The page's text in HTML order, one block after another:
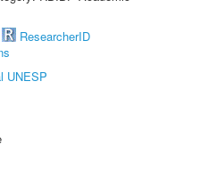
ResearcherID
UNESP